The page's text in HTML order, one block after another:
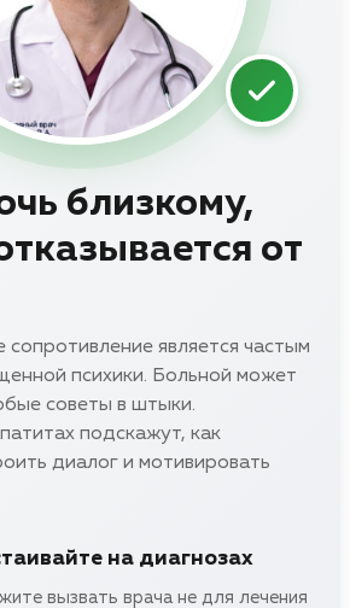
близкому,
от
сопротивление является частым
психики. Больной может
советы в штыки.
подскажут, как
диалог и мотивировать
на диагнозах
вызвать врача не для лечения